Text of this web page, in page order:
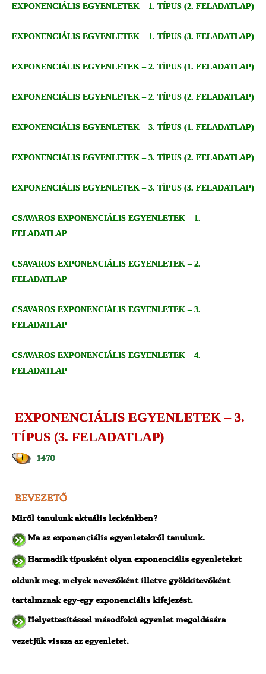
EXPONENCIÁLIS EGYENLETEK – 1. TÍPUS (2. FELADATLAP)
EXPONENCIÁLIS EGYENLETEK – 1. TÍPUS (3. FELADATLAP)
EXPONENCIÁLIS EGYENLETEK – 2. TÍPUS (1. FELADATLAP)
EXPONENCIÁLIS EGYENLETEK – 2. TÍPUS (2. FELADATLAP)
EXPONENCIÁLIS EGYENLETEK – 3. TÍPUS (1. FELADATLAP)
EXPONENCIÁLIS EGYENLETEK – 3. TÍPUS (2. FELADATLAP)
EXPONENCIÁLIS EGYENLETEK – 3. TÍPUS (3. FELADATLAP)
CSAVAROS EXPONENCIÁLIS EGYENLETEK – 1.
FELADATLAP
CSAVAROS EXPONENCIÁLIS EGYENLETEK – 2.
FELADATLAP
CSAVAROS EXPONENCIÁLIS EGYENLETEK – 3.
FELADATLAP
CSAVAROS EXPONENCIÁLIS EGYENLETEK – 4.
FELADATLAP
EXPONENCIÁLIS EGYENLETEK – 3.
TÍPUS (3. FELADATLAP)
1470
BEVEZETŐ
Miről tanulunk aktuális leckénkben?
Ma az exponenciális egyenletekről tanulunk.
Harmadik típusként olyan exponenciális egyenleteket
oldunk meg, melyek nevezőként illetve gyökkitevőként
tartalmznak egy-egy exponenciális kifejezést.
Helyettesítéssel másodfokú egyenlet megoldására
vezetjük vissza az egyenletet.